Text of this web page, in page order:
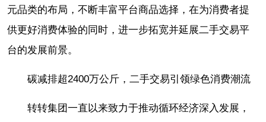
元品类的布局，不断丰富平台商品选择，在为消费者提
供更好消费体验的同时，进一步拓宽并延展二手交易平
台的发展前景。
碳减排超2400万公斤，二手交易引领绿色消费潮流
转转集团一直以来致力于推动循环经济深入发展，